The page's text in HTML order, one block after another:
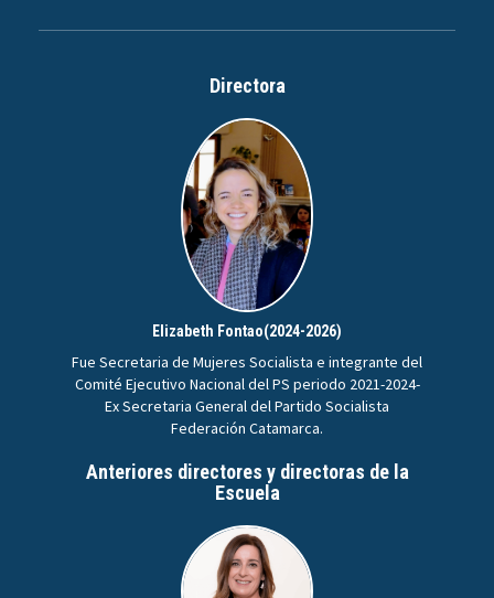
Directora
Elizabeth Fontao(2024-2026)
Fue Secretaria de Mujeres Socialista e integrante del
Comité Ejecutivo Nacional del PS periodo 2021-2024-
Ex Secretaria General del Partido Socialista
Federación Catamarca.
Anteriores directores y directoras de la
Escuela